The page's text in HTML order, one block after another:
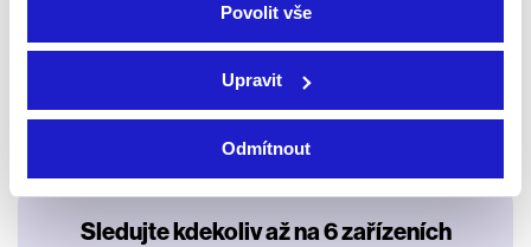
Povolit vše
Upravit
Odmítnout
Filmy / Thrillery / Krimi / Akční
Miami Vice
2006 | USA, Německo |
134 min
Filmy / Thrillery / Akční
Sledujte kdekoliv až na 6 zařízeních